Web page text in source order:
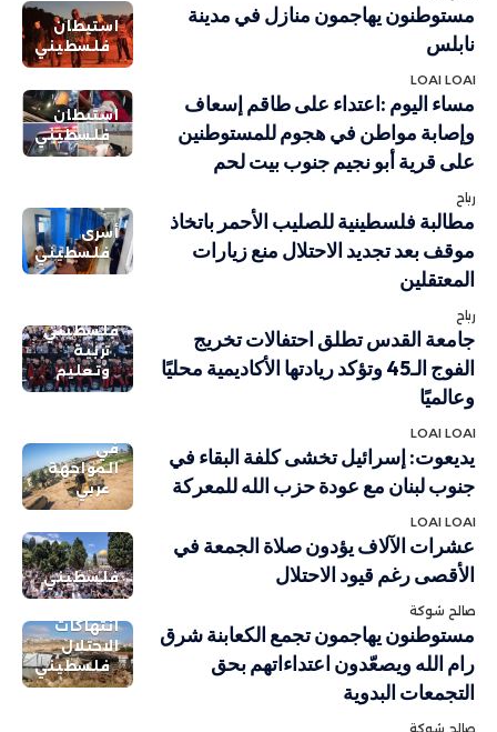
استيطان
فلسطيني
مستوطنون يهاجمون منازل في مدينة
نابلس
LOAI LOAI
استيطان
فلسطيني
مساء اليوم :اعتداء على طاقم إسعاف
وإصابة مواطن في هجوم للمستوطنين
على قرية أبو نجيم جنوب بيت لحم
رباح
أسرى
فلسطيني
مطالبة فلسطينية للصليب الأحمر باتخاذ
موقف بعد تجديد الاحتلال منع زيارات
المعتقلين
رباح
فلسطيني
تربية
وتعليم
جامعة القدس تطلق احتفالات تخريج
الفوج الـ45 وتؤكد ريادتها الأكاديمية محليًا
وعالميًا
LOAI LOAI
في
المواجهة
عربي
يديعوت: إسرائيل تخشى كلفة البقاء في
جنوب لبنان مع عودة حزب الله للمعركة
LOAI LOAI
فلسطيني
عشرات الآلاف يؤدون صلاة الجمعة في
الأقصى رغم قيود الاحتلال
صالح شوكة
انتهاكات
الاحتلال
فلسطيني
مستوطنون يهاجمون تجمع الكعابنة شرق
رام الله ويصعّدون اعتداءاتهم بحق
التجمعات البدوية
صالح شوكة